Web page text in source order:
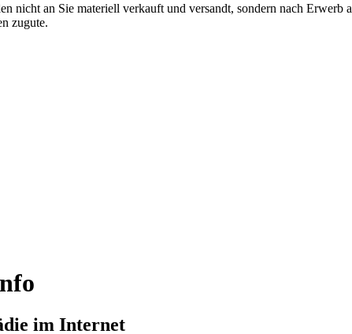
nicht an Sie materiell verkauft und versandt, sondern nach
zugute.
im Internet